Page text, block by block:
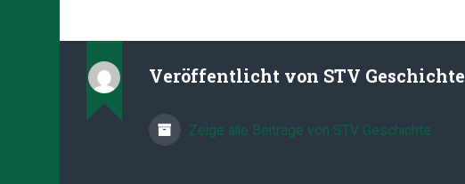
Veröffentlicht von STV Geschichte
Zeige alle Beiträge von STV Geschichte